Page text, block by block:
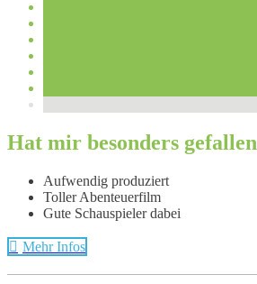
Hat mir besonders gefallen
Aufwendig produziert
Toller Abenteuerfilm
Gute Schauspieler dabei
Mehr Infos